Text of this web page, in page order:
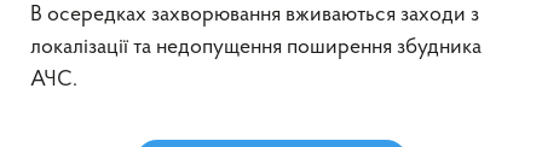
В осередках захворювання вживаються заходи з
локалізації та недопущення поширення збудника
АЧС.